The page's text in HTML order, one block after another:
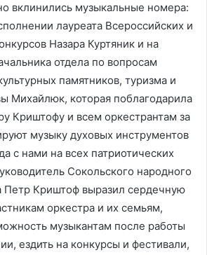
вклинились музыкальные номера:
лауреата Всероссийских и
Назара Куртяник и на
отдела по вопросам
памятников, туризма и
Михайлюк, которая поблагодарила
Криштофу и всем оркестрантам за
музыку духовых инструментов
с нами на всех патриотических
Сокольского народного
Петр Криштоф выразил сердечную
оркестра и их семьям,
музыкантам после работы
ездить на конкурсы и фестивали,